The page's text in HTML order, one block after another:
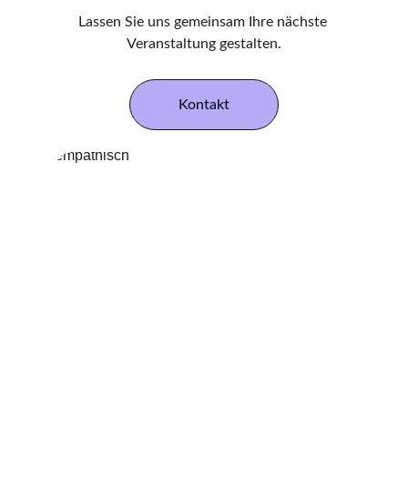
Lassen Sie uns gemeinsam Ihre nächste
Veranstaltung gestalten.
Kontakt